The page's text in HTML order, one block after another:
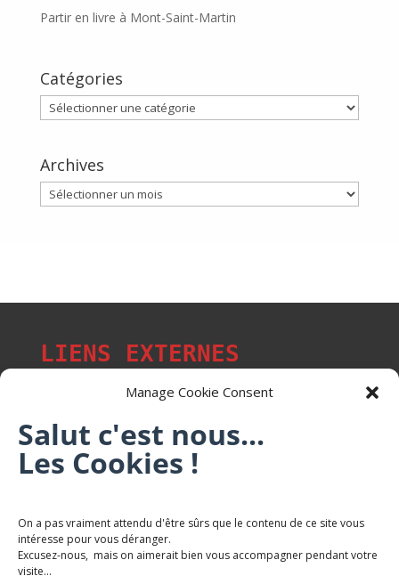
Manage Cookie Consent
Salut c'est nous...
Les Cookies !
On a pas vraiment attendu d'être sûrs que le contenu de ce site vous
intéresse pour vous déranger.
Excusez-nous, mais on aimerait bien vous accompagner pendant votre
visite...
Partir en livre à Mont-Saint-Martin
Catégories
Catégories
Archives
Archives
LIENS EXTERNES
Les p'tits citoyens de Mont-Saint-Martin
Trail Saintmartinois Daniel FEITE
Karaté Mont Saint Martin